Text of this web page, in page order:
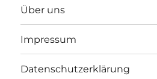
Über uns
Impressum
Datenschutzerklärung